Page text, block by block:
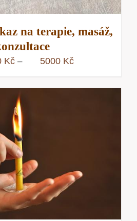
na terapie, masáž,
Kč – 5000 KčRozpětí
200 Kč